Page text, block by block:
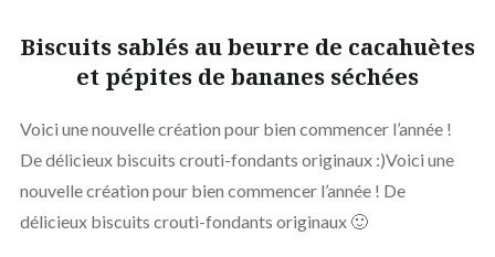
Biscuits sablés au beurre de cacahuètes
et pépites de bananes séchées
Voici une nouvelle création pour bien commencer l’année !
De délicieux biscuits crouti-fondants originaux :)Voici une
nouvelle création pour bien commencer l’année ! De
délicieux biscuits crouti-fondants originaux 🙂